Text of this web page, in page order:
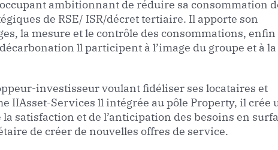
ambitionnant de réduire sa consommation
de RSE/ ISR/décret tertiaire. Il apporte son
la mesure et le contrôle des consommations, enfin
ll participent à l’image du groupe et à la
investisseur voulant fidéliser ses locataires et
IIAsset-Services ll intégrée au pôle Property, il crée
satisfaction et de l’anticipation des besoins en
de créer de nouvelles offres de service.